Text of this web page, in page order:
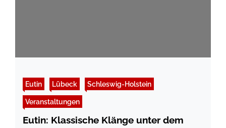
Eutin Lübeck Schleswig-Holstein
Veranstaltungen
Eutin: Klassische Klänge unter dem